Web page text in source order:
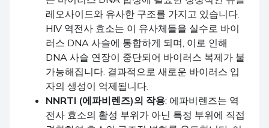
레오사이드와 유사한 구조를 가지고 있습니다.
HIV 역전사 효소는 이 유사체들을 실수로 바이
러스 DNA 사슬에 통합하게 되며, 이로 인해
DNA 사슬 연장이 중단되어 바이러스 복제가 불
가능해집니다. 결과적으로 새로운 바이러스 입
자의 생성이 억제됩니다.
NNRTI (에파비렌즈)의 작용: 에파비렌즈는 역
전사 효소의 활성 부위가 아닌 특정 부위에 직접